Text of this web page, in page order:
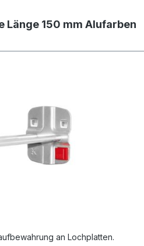
Länge 150 mm Alufarben
an Lochplatten.